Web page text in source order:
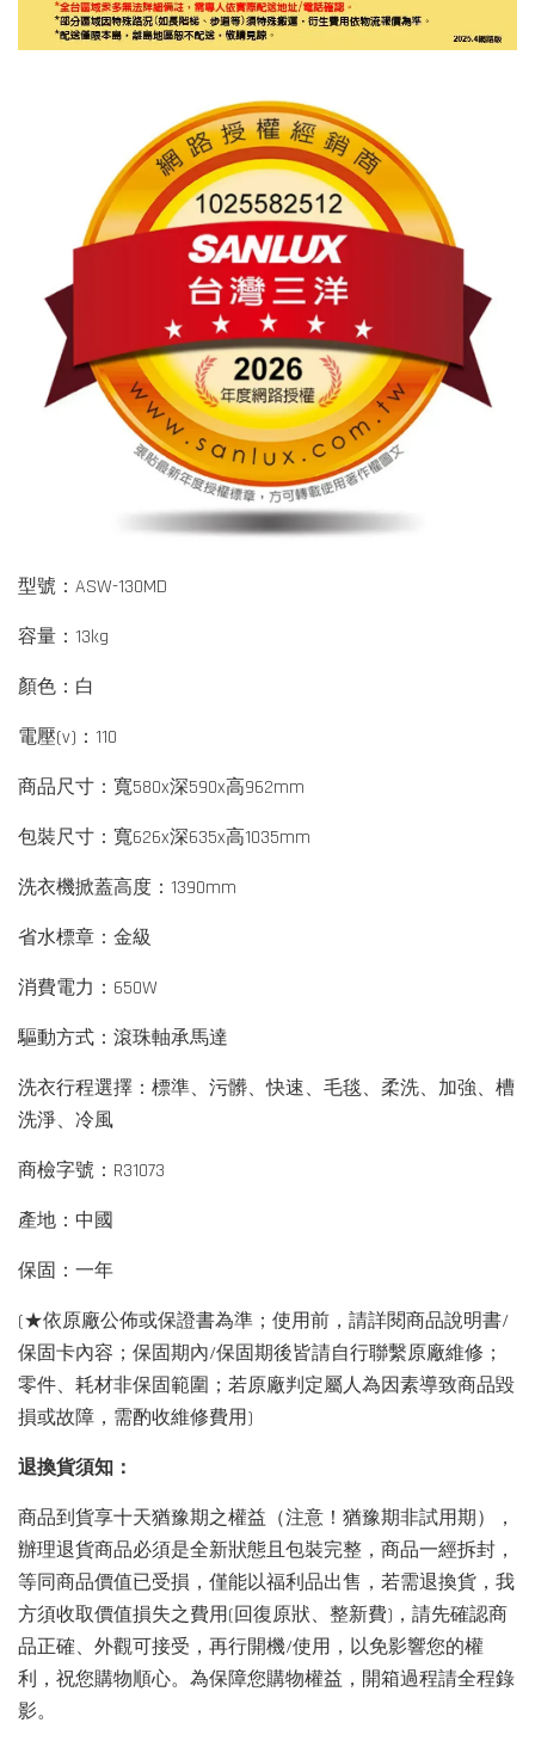
型號：ASW-130MD
容量：13kg
顏色：白
電壓(v)：110
商品尺寸：寬580x深590x高962mm
包裝尺寸：寬626x深635x高1035mm
洗衣機掀蓋高度：1390mm
省水標章：金級
消費電力：650W
驅動方式：滾珠軸承馬達
洗衣行程選擇：標準、污髒、快速、毛毯、柔洗、加強、槽
洗淨、冷風
商檢字號：R31073
產地：中國
保固：一年
(★依原廠公佈或保證書為準；使用前，請詳閱商品說明書/
保固卡內容；保固期內/保固期後皆請自行聯繫原廠維修；
零件、耗材非保固範圍；若原廠判定屬人為因素導致商品毀
損或故障，需酌收維修費用)
退換貨須知：
商品到貨享十天猶豫期之權益（注意！猶豫期非試用期），
辦理退貨商品必須是全新狀態且包裝完整，商品一經拆封，
等同商品價值已受損，僅能以福利品出售，若需退換貨，我
方須收取價值損失之費用(回復原狀、整新費)，請先確認商
品正確、外觀可接受，再行開機/使用，以免影響您的權
利，祝您購物順心。為保障您購物權益，開箱過程請全程錄
影。